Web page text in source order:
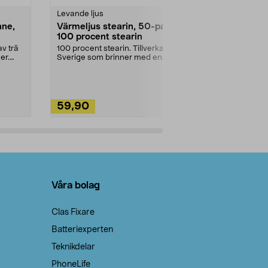
trä
Levande ljus
Värmeljus stearin, 50-pack,
100 procent stearin
100 procent stearin. Tillverkade i
Sverige som brinner med en
59,90
Våra bolag
Clas Fixare
Batteriexperten
Teknikdelar
PhoneLife